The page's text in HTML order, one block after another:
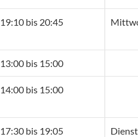
19:10 bis 20:45
13:00 bis 15:00
14:00 bis 15:00
17:30 bis 19:05